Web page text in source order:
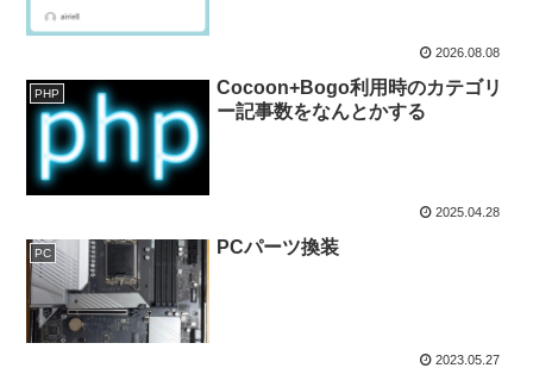
2026.08.08
PHP
Cocoon+Bogo利用時のカテゴリ
ー記事数をなんとかする
2025.04.28
PC PCパーツ換装
2023.05.27